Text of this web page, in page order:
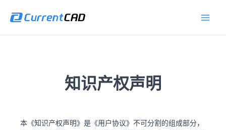
知识产权声明
本《知识产权声明》是《用户协议》不可分割的组成部分，